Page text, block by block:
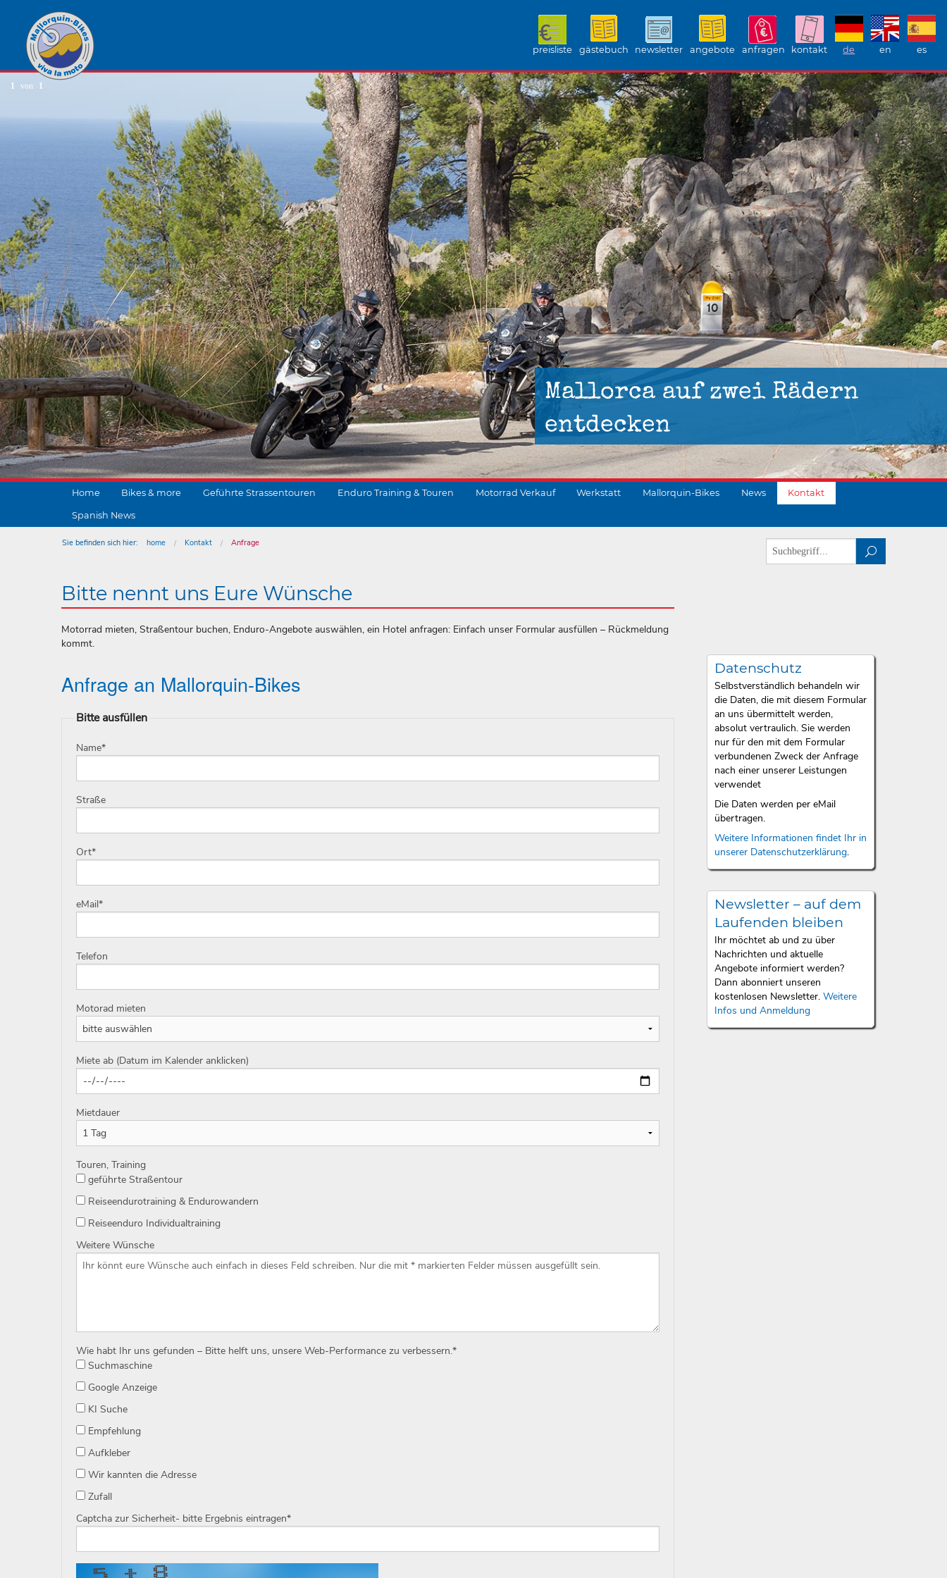
preisliste gästebuch newsletter angebote anfragen kontakt de en es
Mallorca auf zwei Rädern
entdecken
1 von 1
Home Bikes & more Geführte Strassentouren Enduro Training & Touren Motorrad Verkauf Werkstatt Mallorquin-Bikes News Kontakt
Spanish News
Sie befinden sich hier: home Kontakt
Anfrage
Datenschutz
Selbstverständlich behandeln wir
die Daten, die mit diesem Formular
an uns übermittelt werden,
absolut vertraulich. Sie werden
nur für den mit dem Formular
verbundenen Zweck der Anfrage
nach einer unserer Leistungen
verwendet
Die Daten werden per eMail
übertragen.
Weitere Informationen findet Ihr in
unserer Datenschutzerklärung.
Newsletter – auf dem
Laufenden bleiben
Ihr möchtet ab und zu über
Nachrichten und aktuelle
Angebote informiert werden?
Dann abonniert unseren
kostenlosen Newsletter. Weitere
Infos und Anmeldung
Bitte nennt uns Eure Wünsche
Motorrad mieten, Straßentour buchen, Enduro-Angebote auswählen, ein Hotel anfragen: Einfach unser Formular ausfüllen – Rückmeldung
kommt.
Anfrage an Mallorquin-Bikes
Bitte ausfüllen
Name*
Straße
Ort*
eMail*
Telefon
Motorad mieten
Miete ab (Datum im Kalender anklicken)
Mietdauer
Touren, Training
geführte Straßentour
Reiseendurotraining & Endurowandern
Reiseenduro Individualtraining
Weitere Wünsche
Wie habt Ihr uns gefunden – Bitte helft uns, unsere Web-Performance zu verbessern.*
Suchmaschine
Google Anzeige
KI Suche
Empfehlung
Aufkleber
Wir kannten die Adresse
Zufall
Captcha zur Sicherheit- bitte Ergebnis eintragen*